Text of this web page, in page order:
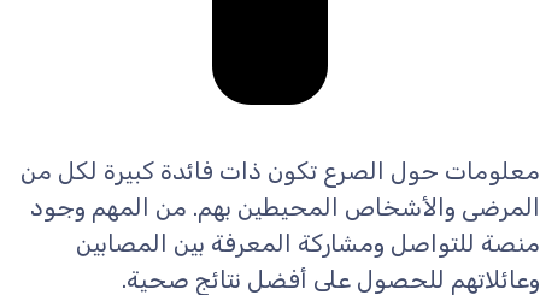
معلومات حول الصرع تكون ذات فائدة كبيرة لكل من
المرضى والأشخاص المحيطين بهم. من المهم وجود
منصة للتواصل ومشاركة المعرفة بين المصابين
وعائلاتهم للحصول على أفضل نتائج صحية.